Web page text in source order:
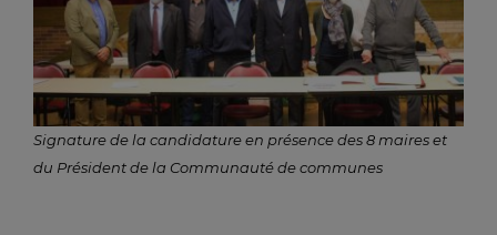
Signature de la candidature en présence des 8 maires et
du Président de la Communauté de communes